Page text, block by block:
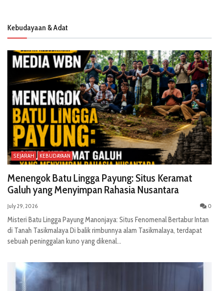
Kebudayaan & Adat
SEJARAH KEBUDAYAAN
Menengok Batu Lingga Payung: Situs Keramat
Galuh yang Menyimpan Rahasia Nusantara
July 29, 2026 0
Misteri Batu Lingga Payung Manonjaya: Situs Fenomenal Bertabur Intan
di Tanah Tasikmalaya Di balik rimbunnya alam Tasikmalaya, terdapat
sebuah peninggalan kuno yang dikenal...